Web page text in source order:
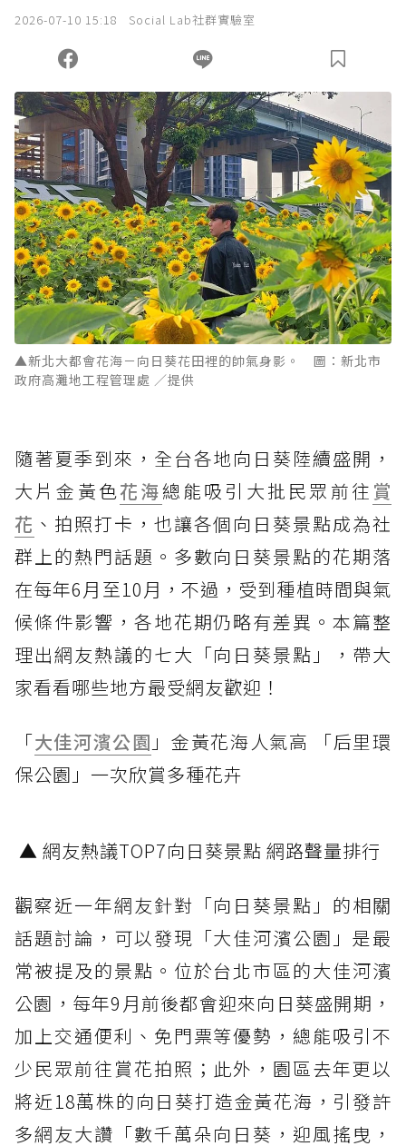
2026-07-10 15:18 Social Lab社群實驗室
▲新北大都會花海－向日葵花田裡的帥氣身影。 圖：新北市
政府高灘地工程管理處 ／提供
隨著夏季到來，全台各地向日葵陸續盛開，
大片金黃色花海總能吸引大批民眾前往 賞
花 、拍照打卡，也讓各個向日葵景點成為社
群上的熱門話題。多數向日葵景點的花期落
在每年6月至10月，不過，受到種植時間與氣
候條件影響，各地花期仍略有差異。本篇整
理出網友熱議的七大「向日葵景點」，帶大
家看看哪些地方最受網友歡迎！
「大佳河濱公園 」金黃花海人氣高 「后里環
保公園」一次欣賞多種花卉
▲ 網友熱議TOP7向日葵景點 網路聲量排行
觀察近一年網友針對「向日葵景點」的相關
話題討論，可以發現「大佳河濱公園」是最
常被提及的景點。位於台北市區的大佳河濱
公園，每年9月前後都會迎來向日葵盛開期，
加上交通便利、免門票等優勢，總能吸引不
少民眾前往賞花拍照；此外，園區去年更以
將近18萬株的向日葵打造金黃花海，引發許
多網友大讚「數千萬朵向日葵，迎風搖曳，